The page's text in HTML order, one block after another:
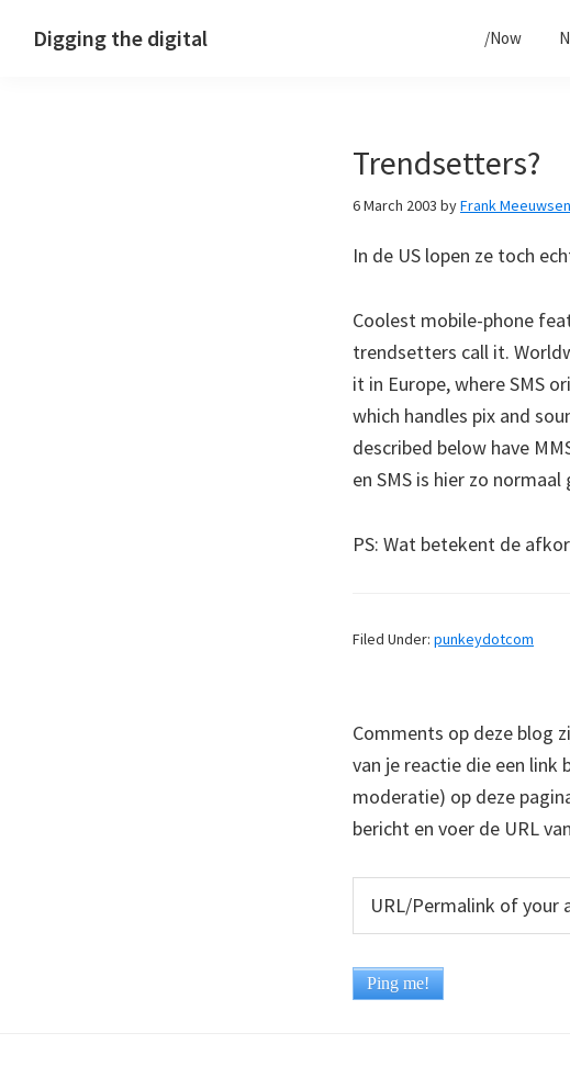
Digging the digital /Now
Trendsetters?
6 March 2003 byFrank Meeuwsen
In de US lopen ze toch
Coolest mobile-phone
trendsetters call it.
it in Europe, where SMS
which handles pix and
described below have
en SMS is hier zo
PS: Wat betekent de
Filed Under: punkeydotcom
Comments op deze blog
van je reactie die een link
moderatie) op deze
bericht en voer de URL